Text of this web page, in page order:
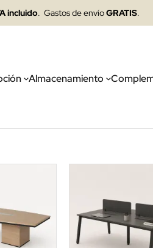
incluido. Gastos de envíoGRATIS.
Almacenamiento